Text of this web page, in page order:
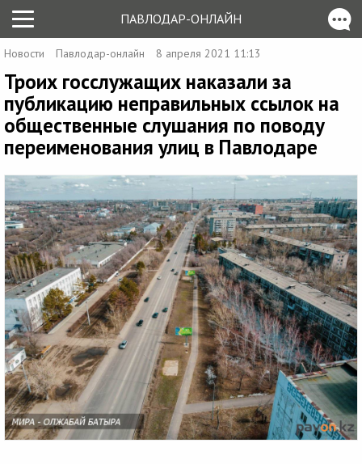
ПАВЛОДАР-ОНЛАЙН
Новости Павлодар-онлайн 8 апреля 2021 11:13
Троих госслужащих наказали за
публикацию неправильных ссылок на
общественные слушания по поводу
переименования улиц в Павлодаре